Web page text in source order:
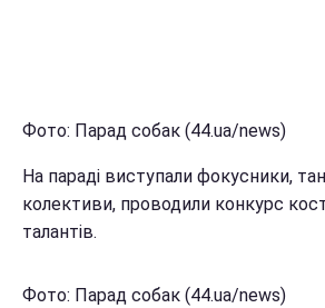
Фото: Парад собак (44.ua/news)
На параді виступали фокусники,
колективи, проводили конкурс
талантів.
Фото: Парад собак (44.ua/news)